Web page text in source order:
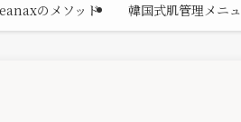
のメソッド 韓国式肌管理メニ